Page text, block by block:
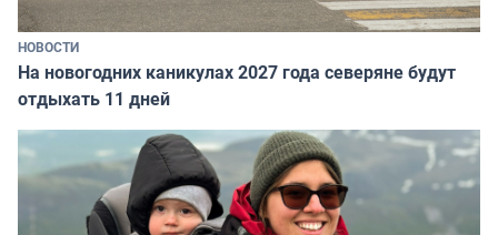
НОВОСТИ
На новогодних каникулах 2027 года северяне будут
отдыхать 11 дней